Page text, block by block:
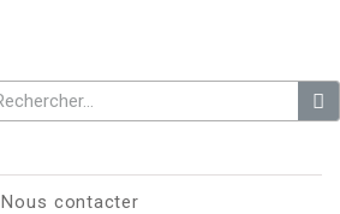
Nous contacter